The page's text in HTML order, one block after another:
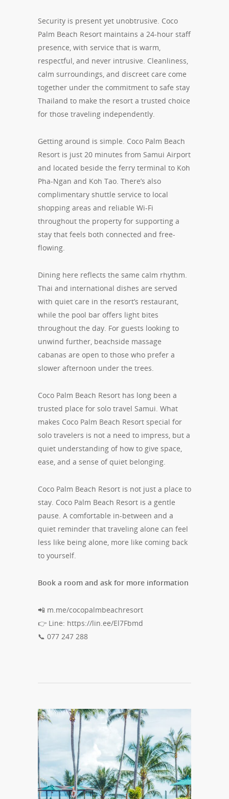
Security is present yet unobtrusive. Coco
Palm Beach Resort maintains a 24-hour staff
presence, with service that is warm,
respectful, and never intrusive. Cleanliness,
calm surroundings, and discreet care come
together under the commitment to safe stay
Thailand to make the resort a trusted choice
for those traveling independently.
Getting around is simple. Coco Palm Beach
Resort is just 20 minutes from Samui Airport
and located beside the ferry terminal to Koh
Pha-Ngan and Koh Tao. There’s also
complimentary shuttle service to local
shopping areas and reliable Wi-Fi
throughout the property for supporting a
stay that feels both connected and free-
flowing.
Dining here reflects the same calm rhythm.
Thai and international dishes are served
with quiet care in the resort’s restaurant,
while the pool bar offers light bites
throughout the day. For guests looking to
unwind further, beachside massage
cabanas are open to those who prefer a
slower afternoon under the trees.
Coco Palm Beach Resort has long been a
trusted place for solo travel Samui. What
makes Coco Palm Beach Resort special for
solo travelers is not a need to impress, but a
quiet understanding of how to give space,
ease, and a sense of quiet belonging.
Coco Palm Beach Resort is not just a place to
stay. Coco Palm Beach Resort is a gentle
pause. A comfortable in-between and a
quiet reminder that traveling alone can feel
less like being alone, more like coming back
to yourself.
Book a room and ask for more information
📲 m.me/cocopalmbeachresort
👉 Line: https://lin.ee/El7Fbmd
📞 077 247 288